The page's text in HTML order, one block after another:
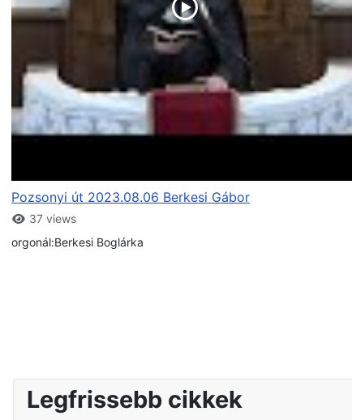
Pozsonyi út 2023.08.06 Berkesi Gábor
37 views
orgonál:Berkesi Boglárka
Legfrissebb cikkek